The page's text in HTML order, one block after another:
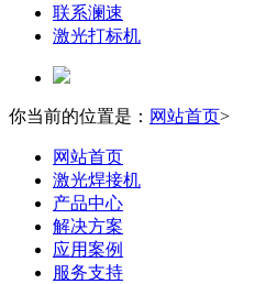
联系澜速
激光打标机
你当前的位置是： 网站首页>
网站首页
激光焊接机
产品中心
解决方案
应用案例
服务支持